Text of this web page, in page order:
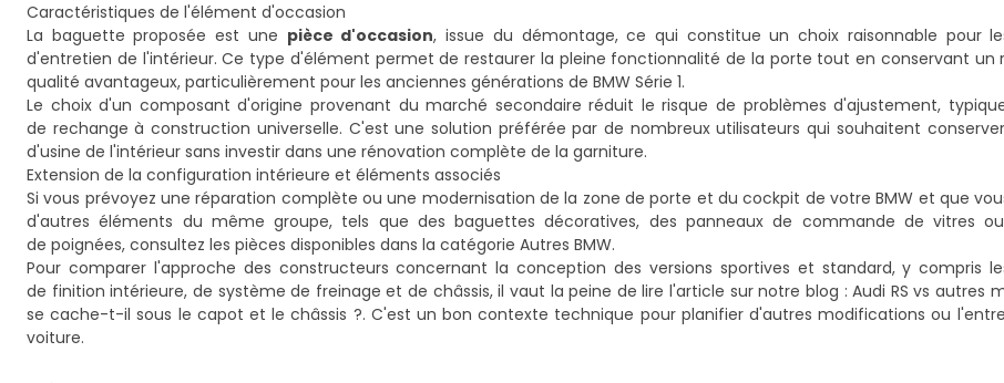
Caractéristiques de l'élément d'occasion
La baguette proposée est une pièce d'occasion, issue du démontage, ce qui constitue un choix raisonnable pour
d'entretien de l'intérieur. Ce type d'élément permet de restaurer la pleine fonctionnalité de la porte tout en conservant
qualité avantageux, particulièrement pour les anciennes générations de BMW Série 1.
Le choix d'un composant d'origine provenant du marché secondaire réduit le risque de problèmes d'ajustement,
de rechange à construction universelle. C'est une solution préférée par de nombreux utilisateurs qui souhaitent
d'usine de l'intérieur sans investir dans une rénovation complète de la garniture.
Extension de la configuration intérieure et éléments associés
Si vous prévoyez une réparation complète ou une modernisation de la zone de porte et du cockpit de votre BMW et que
d'autres éléments du même groupe, tels que des baguettes décoratives, des panneaux de commande de vitres
de poignées, consultez les pièces disponibles dans la catégorie Autres BMW.
Pour comparer l'approche des constructeurs concernant la conception des versions sportives et standard, y compris
de finition intérieure, de système de freinage et de châssis, il vaut la peine de lire l'article sur notre blog :Audi RS vs autres
se cache-t-il sous le capot et le châssis ?. C'est un bon contexte technique pour planifier d'autres modifications ou
voiture.